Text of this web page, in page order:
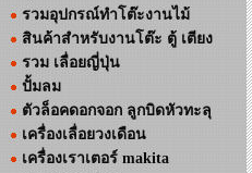
รวมอุปกรณ์ทำโต๊ะงานไม้
สินค้าสำหรับงานโต๊ะ ตู้ เตียง
รวม เลื่อยญี่ปุ่น
ปั้มลม
ตัวล็อคดอกจอก ลูกบิดหัวทะลุ
เครื่องเลื่อยวงเดือน
เครื่องเราเตอร์ makita